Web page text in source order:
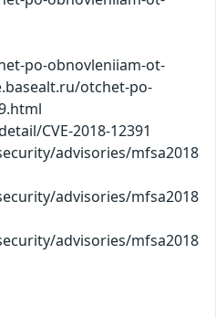
po-obnovleniiam-ot-
otchet-po-
CVE-2018-12391
advisories/mfsa2018
advisories/mfsa2018
advisories/mfsa2018